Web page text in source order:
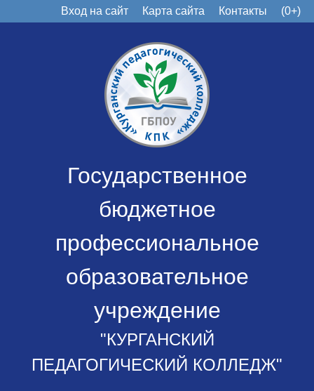
Вход на сайт Карта сайта Контакты (0+)
Государственное
бюджетное
профессиональное
образовательное
учреждение
"КУРГАНСКИЙ
ПЕДАГОГИЧЕСКИЙ КОЛЛЕДЖ"